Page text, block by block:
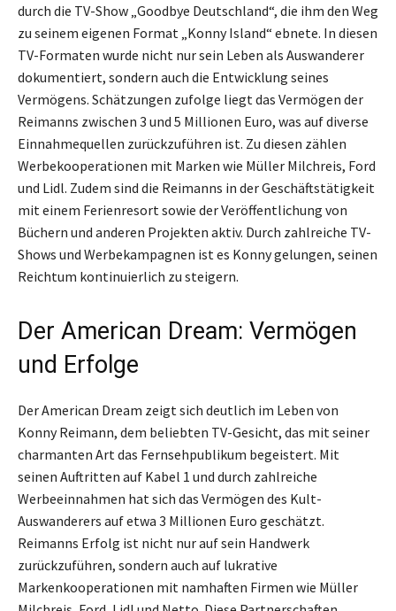
durch die TV-Show „Goodbye Deutschland“, die ihm den Weg
zu seinem eigenen Format „Konny Island“ ebnete. In diesen
TV-Formaten wurde nicht nur sein Leben als Auswanderer
dokumentiert, sondern auch die Entwicklung seines
Vermögens. Schätzungen zufolge liegt das Vermögen der
Reimanns zwischen 3 und 5 Millionen Euro, was auf diverse
Einnahmequellen zurückzuführen ist. Zu diesen zählen
Werbekooperationen mit Marken wie Müller Milchreis, Ford
und Lidl. Zudem sind die Reimanns in der Geschäftstätigkeit
mit einem Ferienresort sowie der Veröffentlichung von
Büchern und anderen Projekten aktiv. Durch zahlreiche TV-
Shows und Werbekampagnen ist es Konny gelungen, seinen
Reichtum kontinuierlich zu steigern.
Der American Dream: Vermögen
und Erfolge
Der American Dream zeigt sich deutlich im Leben von
Konny Reimann, dem beliebten TV-Gesicht, das mit seiner
charmanten Art das Fernsehpublikum begeistert. Mit
seinen Auftritten auf Kabel 1 und durch zahlreiche
Werbeeinnahmen hat sich das Vermögen des Kult-
Auswanderers auf etwa 3 Millionen Euro geschätzt.
Reimanns Erfolg ist nicht nur auf sein Handwerk
zurückzuführen, sondern auch auf lukrative
Markenkooperationen mit namhaften Firmen wie Müller